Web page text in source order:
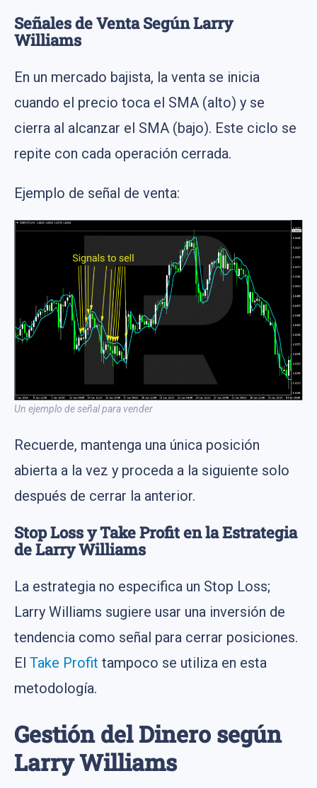
Señales de Venta Según Larry
Williams
En un mercado bajista, la venta se inicia
cuando el precio toca el SMA (alto) y se
cierra al alcanzar el SMA (bajo). Este ciclo se
repite con cada operación cerrada.
Ejemplo de señal de venta:
Un ejemplo de señal para vender
Recuerde, mantenga una única posición
abierta a la vez y proceda a la siguiente solo
después de cerrar la anterior.
Stop Loss y Take Profit en la Estrategia
de Larry Williams
La estrategia no especifica un Stop Loss;
Larry Williams sugiere usar una inversión de
tendencia como señal para cerrar posiciones.
El Take Profit tampoco se utiliza en esta
metodología.
Gestión del Dinero según
Larry Williams